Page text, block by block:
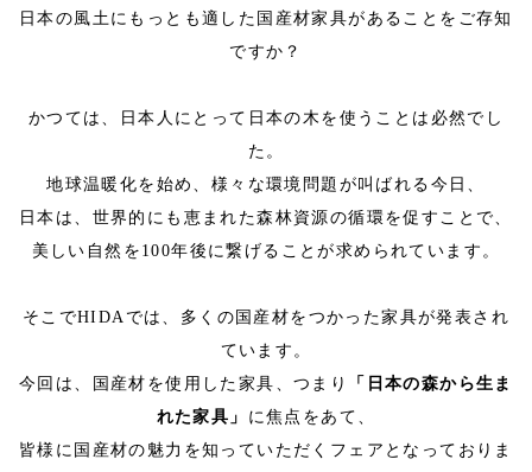
日本の風土にもっとも適した国産材家具があることをご存知
ですか？
かつては、日本人にとって日本の木を使うことは必然でし
た。
地球温暖化を始め、様々な環境問題が叫ばれる今日、
日本は、世界的にも恵まれた森林資源の循環を促すことで、
美しい自然を100年後に繋げることが求められています。
そこでHIDAでは、多くの国産材をつかった家具が発表され
ています。
今回は、国産材を使用した家具、つまり
「日本の森から生ま
れた家具」 に焦点をあて、
皆様に国産材の魅力を知っていただくフェアとなっておりま